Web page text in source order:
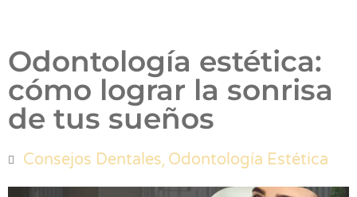
Odontología estética:
cómo lograr la sonrisa
de tus sueños
Consejos Dentales, Odontología Estética